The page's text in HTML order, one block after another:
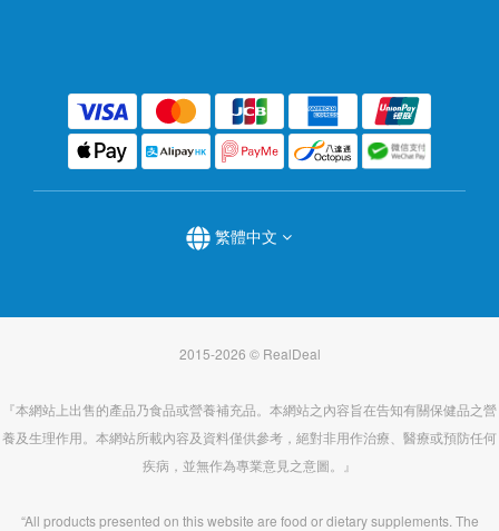
繁體中文
2015-2026 © RealDeal
『本網站上出售的產品乃食品或營養補充品。本網站之內容旨在告知有關保健品之營
養及生理作用。本網站所載內容及資料僅供參考，絕對非用作治療、醫療或預防任何
疾病，並無作為專業意見之意圖。』
“All products presented on this website are food or dietary supplements. The